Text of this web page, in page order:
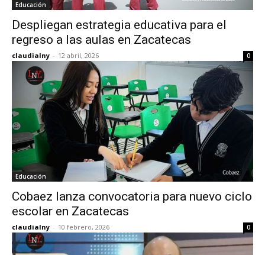
Educación
Despliegan estrategia educativa para el
regreso a las aulas en Zacatecas
claudialny - 12 abril, 2026 0
Educación
Cobaez lanza convocatoria para nuevo ciclo
escolar en Zacatecas
claudialny - 10 febrero, 2026 0